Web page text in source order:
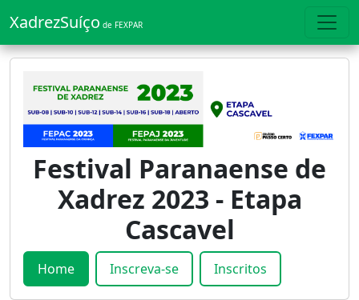
XadrezSuíço de FEXPAR
Festival Paranaense de
Xadrez 2023 - Etapa
Cascavel
Home Inscreva-se Inscritos